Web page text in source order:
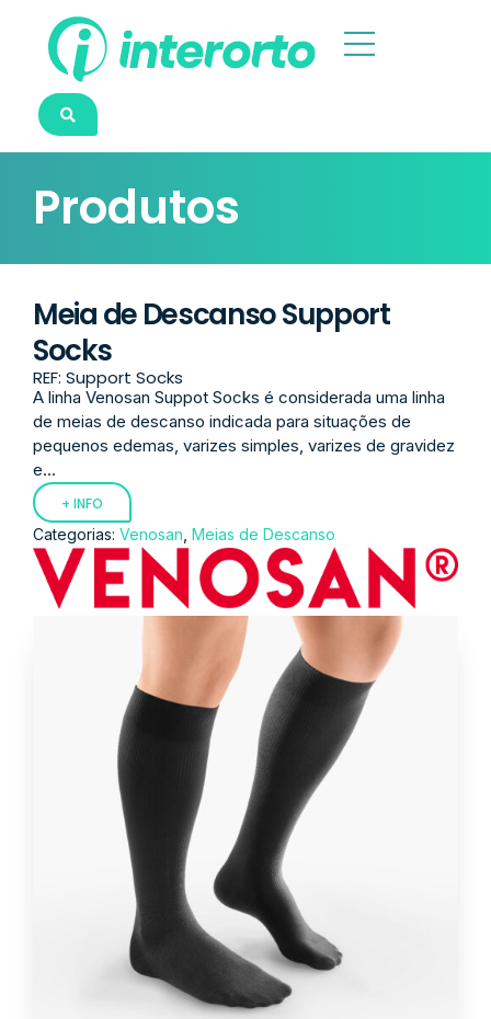
Produtos
Meia de Descanso Support
Socks
REF: Support Socks
A linha Venosan Suppot Socks é considerada uma linha
de meias de descanso indicada para situações de
pequenos edemas, varizes simples, varizes de gravidez
e...
+ INFO
Categorias: Venosan, Meias de Descanso